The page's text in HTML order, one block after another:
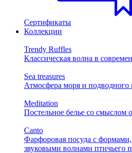
Сертификаты
Коллекции
Trendy Ruffles
Классическая волна в
Sea treasures
Атмосфера моря и подводного
Meditation
Постельное белье со смыслом
Canto
Фарфоровая посуда с
звуковыми волнами птичьего